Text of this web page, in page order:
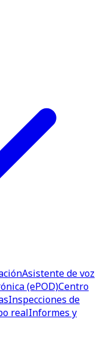
Asistente de voz
(ePOD)Centro
Inspecciones de
realInformes y